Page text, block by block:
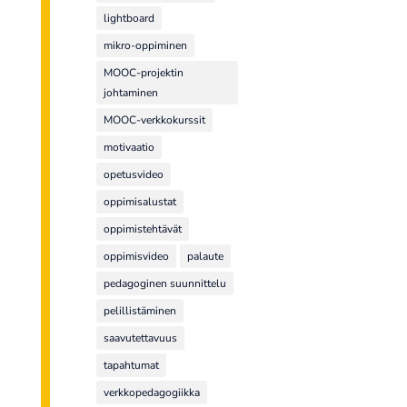
lightboard
mikro-oppiminen
MOOC-projektin
johtaminen
MOOC-verkkokurssit
motivaatio
opetusvideo
oppimisalustat
oppimistehtävät
oppimisvideo
palaute
pedagoginen suunnittelu
pelillistäminen
saavutettavuus
tapahtumat
verkkopedagogiikka